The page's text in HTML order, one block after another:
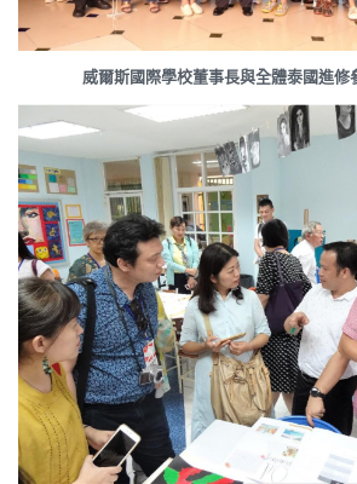
威爾斯國際學校董事長與全體泰國進修